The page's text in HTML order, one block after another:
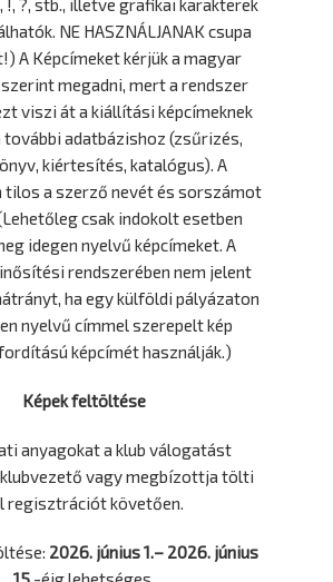
!, ?, stb., illetve grafikai karakterek
NE HASZNÁLJANAK csupa
A Képcímeket kérjük a magyar
megadni, mert a rendszer
viszi át a kiállítási képcímeknek
további adatbázishoz (zsűrizés,
kiértesítés, katalógus). A
tilos a szerző nevét és sorszámot
csak indokolt esetben
idegen nyelvű képcímeket. A
rendszerében nem jelent
ha egy külföldi pályázaton
nyelvű címmel szerepelt kép
képcímét használják.)
Képek feltöltése
anyagokat a klub válogatást
vagy megbízottja tölti
regisztrációt követően.
2026. június 1.– 2026. június